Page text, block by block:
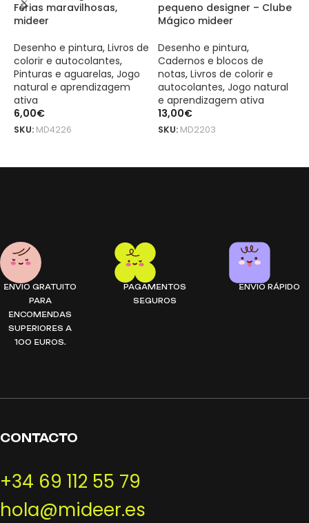
Férias maravilhosas,
mideer
Desenho e pintura, Livros de
colorir e autocolantes,
Pinturas e aguarelas, Jogo
natural e aprendizagem
ativa
6,00€
SKU: MD4226
pequeno designer – Clube
Mágico mideer
Desenho e pintura,
Cadernos e blocos de
notas, Livros de colorir e
autocolantes, Jogo natural
e aprendizagem ativa
13,00€
SKU: MD2203
ENVIO GRATUITO
PARA
ENCOMENDAS
SUPERIORES A
100 EUROS.
PAGAMENTOS
SEGUROS
ENVIO RÁPIDO
CONTACTO
+34 69 112 55 79
hola@mideer.es